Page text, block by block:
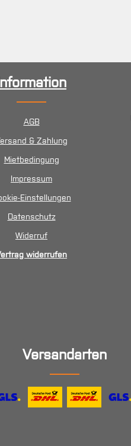
AGB
& Zahlung
Mietbedingung
Impressum
Einstellungen
Datenschutz
Widerruf
widerrufen
Versandarten